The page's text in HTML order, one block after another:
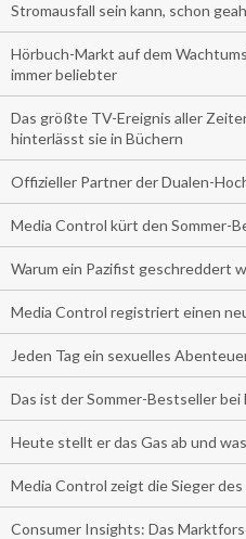
Stromausfall sein kann, schon
Hörbuch-Markt auf dem
immer beliebter
Das größte TV-Ereignis aller
hinterlässt sie in Büchern
Offizieller Partner der Dualen-
Media Control kürt den Sommer-
Warum ein Pazifist geschreddert
Media Control registriert einen
Jeden Tag ein sexuelles
Das ist der Sommer-Bestseller bei
Heute stellt er das Gas ab und
Media Control zeigt die Sieger
Consumer Insights: Das